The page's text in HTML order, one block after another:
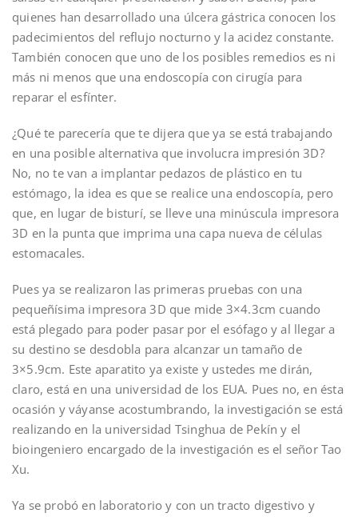
quienes han desarrollado una úlcera gástrica conocen los
padecimientos del reflujo nocturno y la acidez constante.
También conocen que uno de los posibles remedios es ni
más ni menos que una endoscopía con cirugía para
reparar el esfínter.
¿Qué te parecería que te dijera que ya se está trabajando
en una posible alternativa que involucra impresión 3D?
No, no te van a implantar pedazos de plástico en tu
estómago, la idea es que se realice una endoscopía, pero
que, en lugar de bisturí, se lleve una minúscula impresora
3D en la punta que imprima una capa nueva de células
estomacales.
Pues ya se realizaron las primeras pruebas con una
pequeñísima impresora 3D que mide 3×4.3cm cuando
está plegado para poder pasar por el esófago y al llegar a
su destino se desdobla para alcanzar un tamaño de
3×5.9cm. Este aparatito ya existe y ustedes me dirán,
claro, está en una universidad de los EUA. Pues no, en ésta
ocasión y váyanse acostumbrando, la investigación se está
realizando en la universidad Tsinghua de Pekín y el
bioingeniero encargado de la investigación es el señor Tao
Xu.
Ya se probó en laboratorio y con un tracto digestivo y